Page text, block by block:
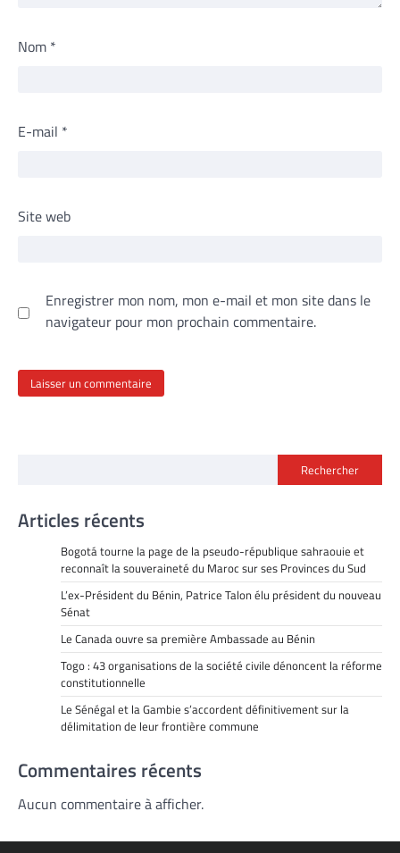
Nom *
E-mail *
Site web
Enregistrer mon nom, mon e-mail et mon site dans le
navigateur pour mon prochain commentaire.
Rechercher
Articles récents
Bogotá tourne la page de la pseudo-république sahraouie et
reconnaît la souveraineté du Maroc sur ses Provinces du Sud
L’ex-Président du Bénin, Patrice Talon élu président du nouveau
Sénat
Le Canada ouvre sa première Ambassade au Bénin
Togo : 43 organisations de la société civile dénoncent la réforme
constitutionnelle
Le Sénégal et la Gambie s’accordent définitivement sur la
délimitation de leur frontière commune
Commentaires récents
Aucun commentaire à afficher.